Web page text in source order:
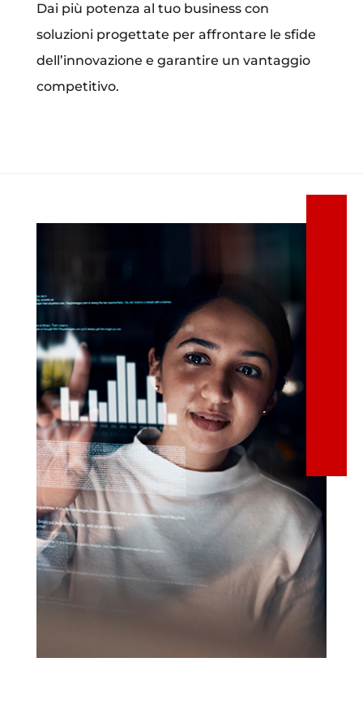
Dai più potenza al tuo business con
soluzioni progettate per affrontare le sfide
dell’innovazione e garantire un vantaggio
competitivo.